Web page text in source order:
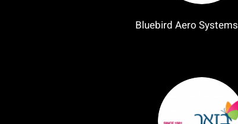
Bluebird Aero Systems